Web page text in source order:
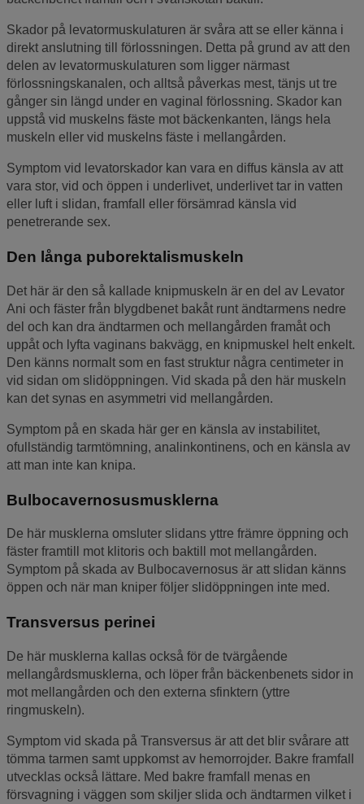
Skador på levatormuskulaturen är svåra att se eller känna i
direkt anslutning till förlossningen. Detta på grund av att den
delen av levatormuskulaturen som ligger närmast
förlossningskanalen, och alltså påverkas mest, tänjs ut tre
gånger sin längd under en vaginal förlossning. Skador kan
uppstå vid muskelns fäste mot bäckenkanten, längs hela
muskeln eller vid muskelns fäste i mellangården.
Symptom vid levatorskador kan vara en diffus känsla av att
vara stor, vid och öppen i underlivet, underlivet tar in vatten
eller luft i slidan, framfall eller försämrad känsla vid
penetrerande sex.
Den långa puborektalismuskeln
Det här är den så kallade knipmuskeln är en del av Levator
Ani och fäster från blygdbenet bakåt runt ändtarmens nedre
del och kan dra ändtarmen och mellangården framåt och
uppåt och lyfta vaginans bakvägg, en knipmuskel helt enkelt.
Den känns normalt som en fast struktur några centimeter in
vid sidan om slidöppningen. Vid skada på den här muskeln
kan det synas en asymmetri vid mellangården.
Symptom på en skada här ger en känsla av instabilitet,
ofullständig tarmtömning, analinkontinens, och en känsla av
att man inte kan knipa.
Bulbocavernosusmusklerna
De här musklerna omsluter slidans yttre främre öppning och
fäster framtill mot klitoris och baktill mot mellangården.
Symptom på skada av Bulbocavernosus är att slidan känns
öppen och när man kniper följer slidöppningen inte med.
Transversus perinei
De här musklerna kallas också för de tvärgående
mellangårdsmusklerna, och löper från bäckenbenets sidor in
mot mellangården och den externa sfinktern (yttre
ringmuskeln).
Symptom vid skada på Transversus är att det blir svårare att
tömma tarmen samt uppkomst av hemorrojder. Bakre framfall
utvecklas också lättare. Med bakre framfall menas en
försvagning i väggen som skiljer slida och ändtarmen vilket i